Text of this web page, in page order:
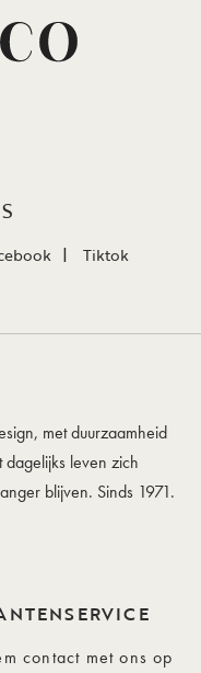
Tiktok
met duurzaamheid
dagelijks leven zich
blijven. Sinds 1971.
contact met ons op